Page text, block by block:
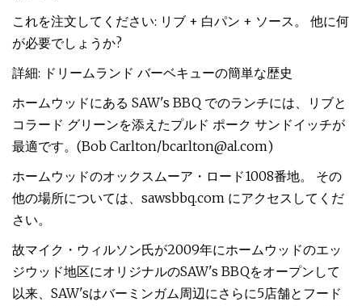
これを注文してください: リブ + 白パン + ソース。 他に何
が必要でしょうか?
詳細: ドリームランド バーベキューの簡単な歴史
ホームウッドにある SAW's BBQ でのランチには、リブと
コラード グリーンを添えたプルド ポーク サンドイッチが
最適です。(Bob Carlton/bcarlton@al.com)
ホームウッドのオックスムーア・ロード1008番地。 その
他の場所については、sawsbbq.com にアクセスしてくだ
さい。
故マイク・ウィルソン氏が2009年にホームウッドのエッ
ジウッド地区にオリジナルのSAW's BBQをオープンして
以来、SAW'sはバーミンガム周辺にさらに5店舗とフード